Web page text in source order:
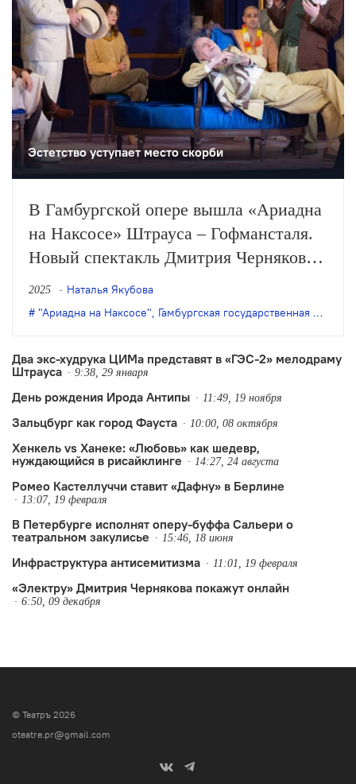
Эстетство уступает место скорби
В Гамбургской опере вышла «Ариадна
на Наксосе» Штрауса – Гофмансталя.
Новый спектакль Дмитрия Чернякова
посмотрела Наталья Якубова.
2025
Наталья Якубова
"Ариадна на Наксосе", Гамбургская государственная опера
Два экс-худрука ЦИМа представят в «ГЭС-2» мелодраму
Штрауса
9:38, 29 января
День рождения Ирода Антипы 11:49, 19 ноября
Зальцбург как город Фауста 10:00, 08 октября
Хенкель vs Ханеке: «Любовь» как шедевр,
нуждающийся в рисайклинге
14:27, 24 августа
Ромео Кастеллуччи ставит «Дафну» в Берлине
13:07, 19 февраля
В Петербурге исполнят оперу-буффа Сальери о
театральном закулисье
15:46, 18 июня
Инфраструктура антисемитизма 11:01, 19 февраля
«Электру» Дмитрия Чернякова покажут онлайн
6:50, 09 декабря
© Театръ 2026
oteatre.pr@gmail.com